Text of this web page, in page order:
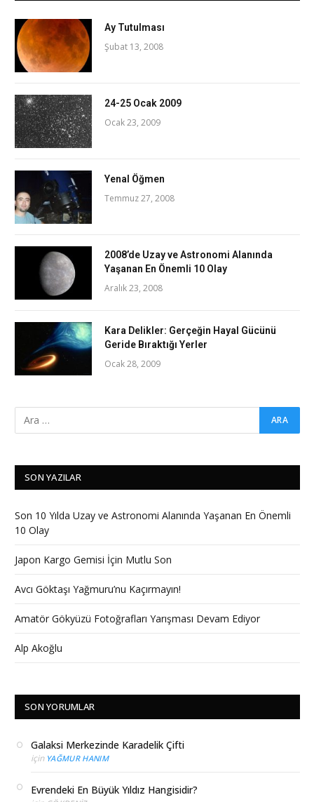
Ay Tutulması
Şubat 13, 2008
24-25 Ocak 2009
Ocak 23, 2009
Yenal Öğmen
Temmuz 27, 2008
2008’de Uzay ve Astronomi Alanında
Yaşanan En Önemli 10 Olay
Aralık 23, 2008
Kara Delikler: Gerçeğin Hayal Gücünü
Geride Bıraktığı Yerler
Ocak 28, 2009
SON YAZILAR
Son 10 Yılda Uzay ve Astronomi Alanında Yaşanan En Önemli
10 Olay
Japon Kargo Gemisi İçin Mutlu Son
Avcı Göktaşı Yağmuru’nu Kaçırmayın!
Amatör Gökyüzü Fotoğrafları Yarışması Devam Ediyor
Alp Akoğlu
SON YORUMLAR
Galaksi Merkezinde Karadelik Çifti
için YAĞMUR HANIM
Evrendeki En Büyük Yıldız Hangisidir?